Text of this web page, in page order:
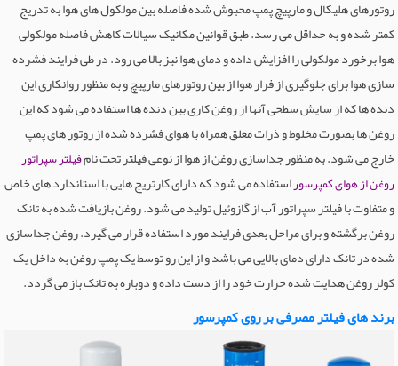
سرویس و تعمیرات ابزار آلات صنعتی
ابزارآلات ساختمانی
هواکش، فن و جت
شیرآلات صنعتی
آب و فاضلاب
گیربکس
خدمات و تجهیزات کفاشی و بافندگی
شیرآلات ساختمانی
لوله و اتصالات ساختمانی
مصالح ساختمانی
ابزار و ماشین آلات ساختمانی
عایق
ظروف آشپزخانه
تجهیزات اداری
بلبرینگ
ماشین آلات راه و ساختمان
ماشین آلات صنایع غذایی
ماشین آلات فرآوری فلزات
ماشین آلات فلزکاری
ماشین آلات لاستیک و پلاستیک
ماشین آلات مرتبط با عمران
ماشین آلات معدن
ماشین آلات و تجهیزات کشاورزی
موبایل
قالب ریخته گری
فراوری فلزات
تجهیزات و ماشین آلات معدن
سرامیک و کامپوزیت
رنگ
گازهای صنعتی
لاستیک و پلاستیک
لوازم آزمایشگاه شیمی
ماشین آلات شیمیایی
مشتقات نفتی
نانو مواد
خدمات مرتبط
لوله،شیرآلات،اتصالات
محصولات نفت و پترو شیمی
مخزن و تانکر
پارکت و کفپوش
سقف کاذب
دکوراسیون داخلی
غرفه سازی
مبلمان و پارتیشن
محوطه سازی
نورپردازی
روتورهای هلیکال و مارپیچ پمپ محبوش شده فاصله بین مولکول های هوا به تدریج
کمتر شده و به حداقل می رسد. طبق قوانین مکانیک سیالات کاهش فاصله مولکولی
هوا برخورد مولکولی را افزایش داده و دمای هوا نیز بالا می رود. در طی فرایند فشرده
سازی هوا برای جلوگیری از فرار هوا از بین روتورهای مارپیچ و به منظور روانکاری این
دنده ها که از سایش سطحی آنها از روغن کاری بین دنده ها استفاده می شود که این
روغن ها بصورت مخلوط و ذرات معلق همراه با هوای فشرده شده از روتور های پمپ
خارج می شود. به منظور جداسازی روغن از هوا از نوعی فیلتر تحت نامفیلتر سپراتور
روغن از هوای کمپرسوراستفاده می شود که دارای کارتریج هایی با استاندارد های خاص
و متفاوت با فیلتر سپراتور آب از گازوئیل تولید می شود. روغن بازیافت شده به تانک
روغن برگشته و برای مراحل بعدی فرایند مورد استفاده قرار می گیرد. روغن جداسازی
شده در تانک دارای دمای بالایی می باشد و از این رو توسط یک پمپ روغن به داخل یک
کولر روغن هدایت شده حرارت خود را از دست داده و دوباره به تانک باز می گردد.
برند های فیلتر مصرفی بر روی کمپرسور